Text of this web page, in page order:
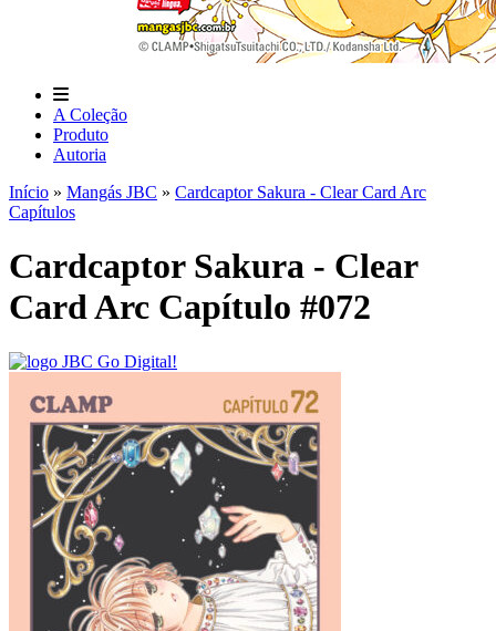
A Coleção
Produto
Autoria
Início » Mangás JBC » Cardcaptor Sakura - Clear Card Arc
Capítulos
Cardcaptor Sakura - Clear
Card Arc Capítulo #072